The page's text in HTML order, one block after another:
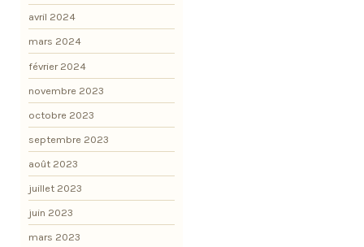
avril 2024
mars 2024
février 2024
novembre 2023
octobre 2023
septembre 2023
août 2023
juillet 2023
juin 2023
mars 2023